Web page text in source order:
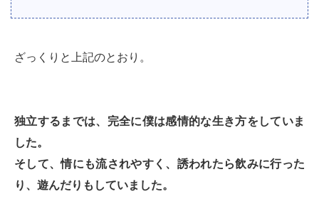
ざっくりと上記のとおり。
独立するまでは、完全に僕は感情的な生き方をしていま
した。
そして、情にも流されやすく、誘われたら飲みに行った
り、遊んだりもしていました。